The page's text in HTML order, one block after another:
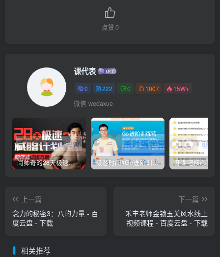
点赞0
课代表
0 222 0 1007 15W+
微信 wedaxue
闫帅奇的28天极速减脂计划 – 网盘分享 – 下载 极客时间#Go进阶训练营第3期 – 网盘分享 – 下载
上一篇
念力的秘密3：八的力量 - 百
度云盘 - 下载
下一篇
禾丰老师金锁玉关风水线上
视频课程 - 百度云盘 - 下载
相关推荐